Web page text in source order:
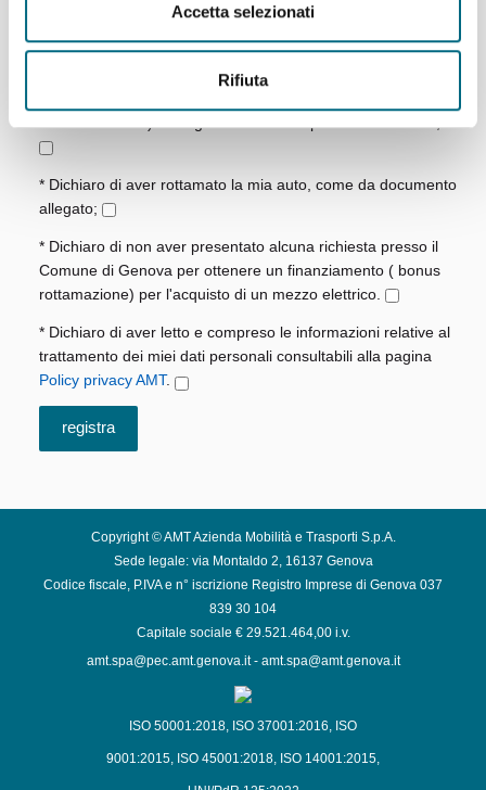
Accetta selezionati
Rifiuta
amt.genova@pec.amt.genova.it oppure una raccomandata
con ricevuta di ritorno;
* Autorizzo fin d'ora AMT nelle sedi competenti a verificare la
nucleo familiare) e allego liberatorie da presentare al PRA;
* Dichiaro di aver rottamato la mia auto, come da documento
allegato;
* Dichiaro di non aver presentato alcuna richiesta presso il
Comune di Genova per ottenere un finanziamento ( bonus
rottamazione) per l'acquisto di un mezzo elettrico.
* Dichiaro di aver letto e compreso le informazioni relative al
trattamento dei miei dati personali consultabili alla pagina
Policy privacy AMT.
Copyright © AMT Azienda Mobilità e Trasporti S.p.A.
Sede legale: via Montaldo 2, 16137 Genova
Codice fiscale, P.IVA e n° iscrizione Registro Imprese di Genova 037
839 30 104
Capitale sociale € 29.521.464,00 i.v.
amt.spa@pec.amt.genova.it- amt.spa@amt.genova.it
ISO 50001:2018, ISO 37001:2016, ISO
9001:2015, ISO 45001:2018, ISO 14001:2015,